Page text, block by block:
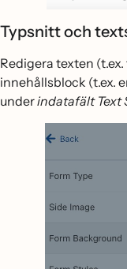
Typsnitt och
Redigera texten
innehållsblock (t.ex.
underindatafält Text